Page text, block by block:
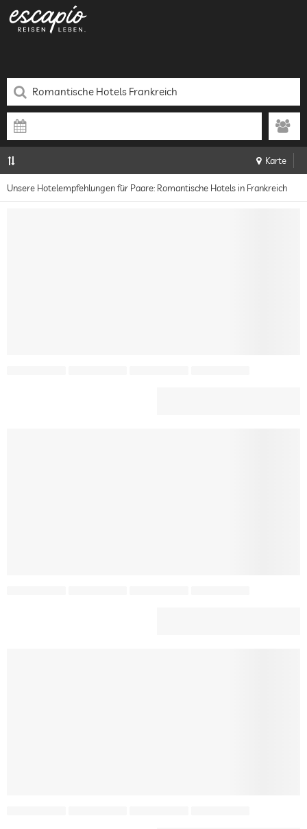
Karte
Unsere Hotelempfehlungen für Paare: Romantische Hotels in Frankreich